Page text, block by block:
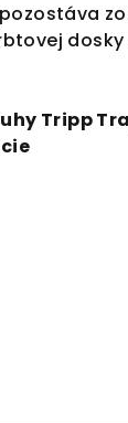
dosky
Tripp